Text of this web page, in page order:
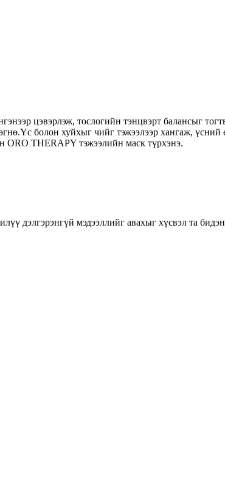
цэвэрлэж, тослогийн тэнцвэрт балансыг
болон хуйхыг чийг тэжээлээр хангаж,
THERAPY тэжээлийн маск түрхэнэ.
дэлгэрэнгүй мэдээллийг авахыг хүсвэл та